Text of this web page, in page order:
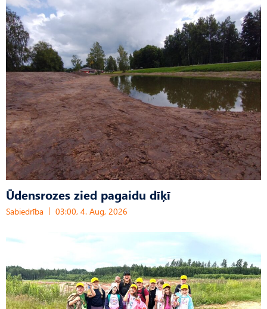
Ūdensrozes zied pagaidu dīķī
Sabiedrība 03:00, 4. Aug, 2026